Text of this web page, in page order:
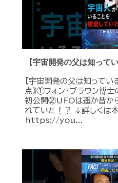
【宇宙開発の父は知って
【宇宙開発の父は知ってい
点》①フォン・ブラウン博
初公開②UFOは遥か昔か
れていた！？ ↓詳しくは
https://you...